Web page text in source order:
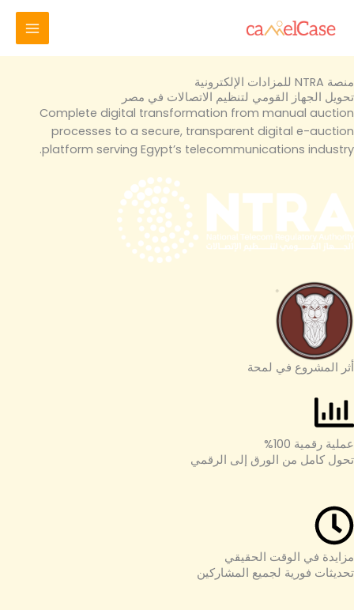
منصة NTRA للمزادات الإلكترونية
تحويل الجهاز القومي لتنظيم الاتصالات في مصر
Complete digital transformation from manual auction
processes to a secure, transparent digital e-auction
platform serving Egypt’s telecommunications industry.
أثر المشروع في لمحة
عملية رقمية 100%
تحول كامل من الورق إلى الرقمي
مزايدة في الوقت الحقيقي
تحديثات فورية لجميع المشاركين